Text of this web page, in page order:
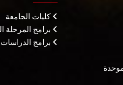
كليات الجامعة
برامج المرحلة
برامج الدراسات